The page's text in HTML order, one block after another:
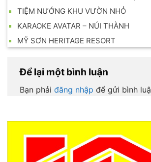
TIỆM NƯỚNG KHU VƯỜN NHỎ
KARAOKE AVATAR – NÚI THÀNH
MỸ SƠN HERITAGE RESORT
Để lại một bình luận
Bạn phải đăng nhập để gửi bình